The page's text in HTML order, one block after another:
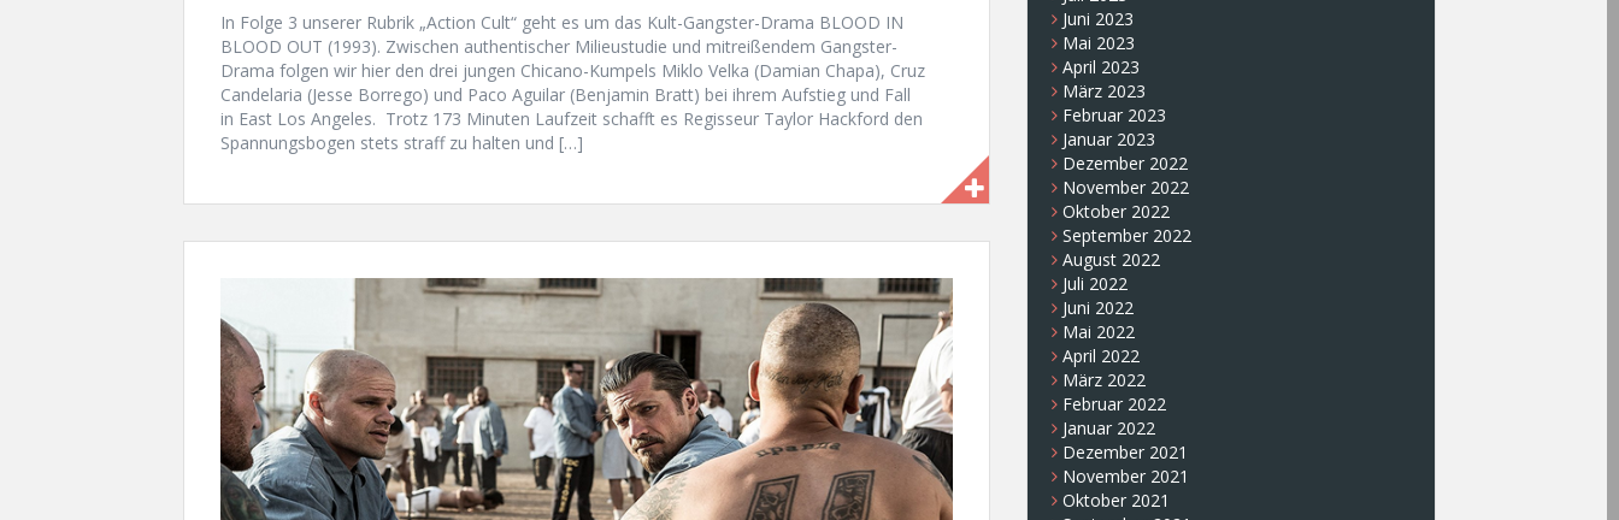
In Folge 3 unserer Rubrik „Action Cult“ geht es um das Kult-Gangster-Drama BLOOD IN
BLOOD OUT (1993). Zwischen authentischer Milieustudie und mitreißendem Gangster-
Drama folgen wir hier den drei jungen Chicano-Kumpels Miklo Velka (Damian Chapa), Cruz
Candelaria (Jesse Borrego) und Paco Aguilar (Benjamin Bratt) bei ihrem Aufstieg und Fall
in East Los Angeles. Trotz 173 Minuten Laufzeit schafft es Regisseur Taylor Hackford den
Spannungsbogen stets straff zu halten und […]
Juni 2023
Mai 2023
April 2023
März 2023
Februar 2023
Januar 2023
Dezember 2022
November 2022
Oktober 2022
September 2022
August 2022
Juli 2022
Juni 2022
Mai 2022
April 2022
März 2022
Februar 2022
Januar 2022
Dezember 2021
November 2021
Oktober 2021